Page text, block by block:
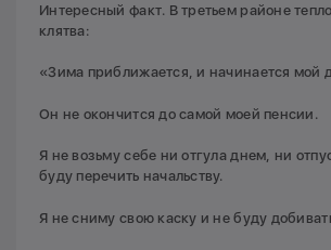
Интересный факт. В третьем районе
клятва:
«Зима приближается, и начинается мой
Он не окончится до самой моей пенсии.
Я не возьму себе ни отгула днем, ни
буду перечить начальству.
Я не сниму свою каску и не буду